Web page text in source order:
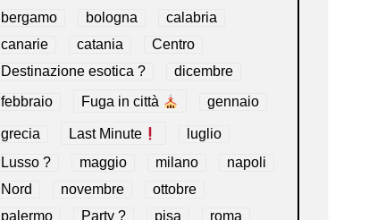
bergamo
bologna
calabria
canarie
catania
Centro
Destinazione esotica ?
dicembre
febbraio Fuga in città gennaio
grecia Last Minute
luglio
Lusso ?
maggio milano
napoli
Nord
novembre
ottobre
palermo
Party ? pisa roma